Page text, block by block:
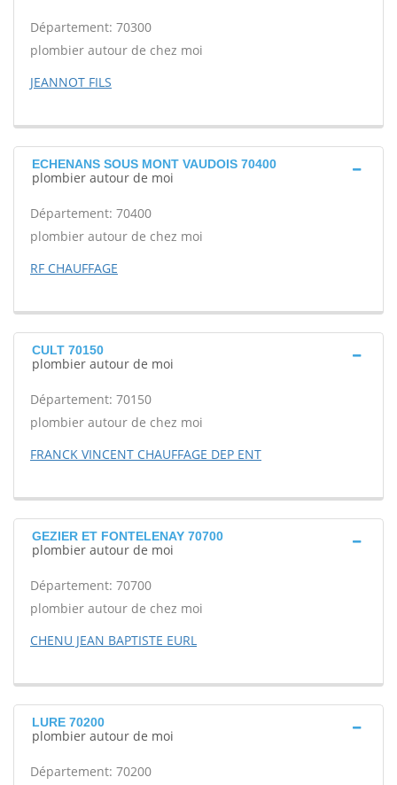
Département: 70300
plombier autour de chez moi
JEANNOT FILS
ECHENANS SOUS MONT VAUDOIS 70400
plombier autour de moi
Département: 70400
plombier autour de chez moi
RF CHAUFFAGE
CULT 70150
plombier autour de moi
Département: 70150
plombier autour de chez moi
FRANCK VINCENT CHAUFFAGE DEP ENT
GEZIER ET FONTELENAY 70700
plombier autour de moi
Département: 70700
plombier autour de chez moi
CHENU JEAN BAPTISTE EURL
LURE 70200
plombier autour de moi
Département: 70200